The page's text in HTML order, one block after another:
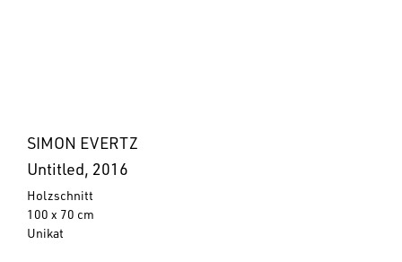
SIMON EVERTZ
Untitled, 2016
Holzschnitt
100 x 70 cm
Unikat